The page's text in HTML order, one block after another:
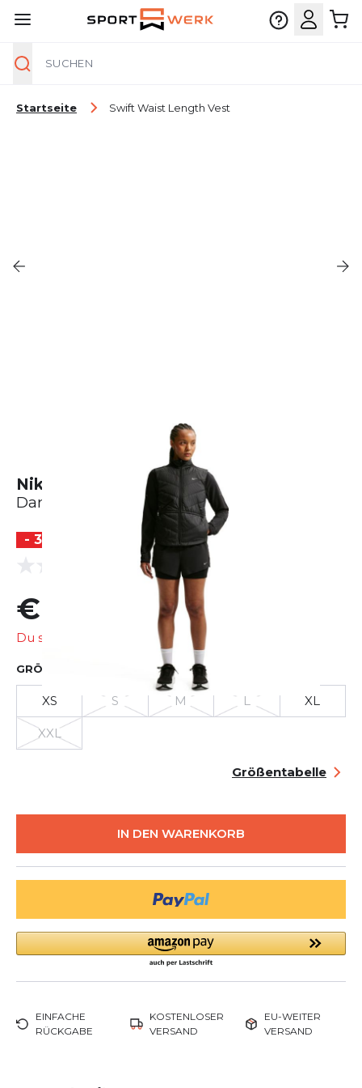
Startseite Swift Waist Length Vest
Nike Swift Waist Length Vest
Damen
- 30 %
0.0 (0 Bewertungen)
€ 70,54 € 100,83
Du sparst
GRÖSSE AUSWÄHLEN
XS S M L XL
XXL
Größentabelle
IN DEN WARENKORB
EINFACHE
RÜCKGABE
KOSTENLOSER
VERSAND
EU-WEITER
VERSAND